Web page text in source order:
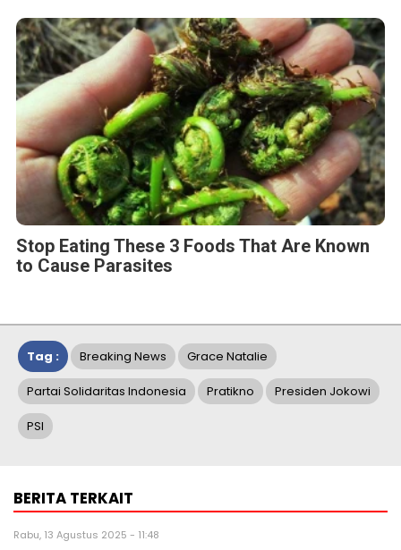
Stop Eating These 3 Foods That Are Known
to Cause Parasites
Tag : Breaking News Grace Natalie
Partai Solidaritas Indonesia Pratikno Presiden Jokowi
PSI
BERITA TERKAIT
Rabu, 13 Agustus 2025 - 11:48